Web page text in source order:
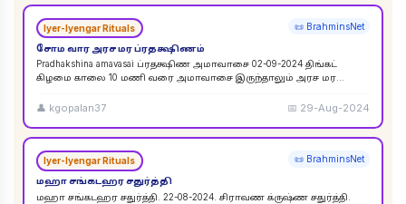
Iyer-Iyengar Rituals 📜 BrahminsNet
சோம வார அரச மர ப்ரதக்ஷிணம்
Pradhakshina amavasai ப்ரதக்ஷிண அமாவாசை 02-09-2024 திங்கட்
கிழமை காலை 10 மணி வரை அமாவாசை இருந்தாலும் அரச மர
👤 kgopalan37 📅 29-Aug-2024
Iyer-Iyengar Rituals 📜 BrahminsNet
மஹா சங்கடஹர சதுர்த்தி
மஹா சங்கடஹர சதுர்த்தி. 22-08-2024. சிராவண க்ருஷ்ண சதுர்த்தி.